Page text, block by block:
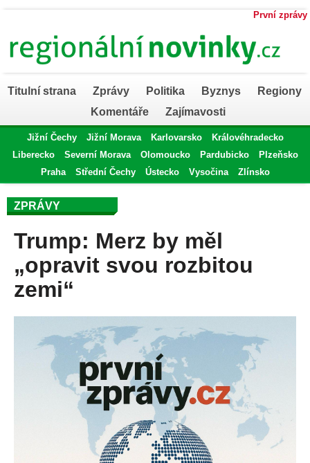
První zprávy
Titulní strana Zprávy Politika Byznys
Regiony
Komentáře
Zajímavosti
Jižní Čechy Jižní Morava Karlovarsko
Královéhradecko
Liberecko
Severní Morava Olomoucko Pardubicko
Plzeňsko
Praha
Střední Čechy Ústecko Vysočina Zlínsko
ZPRÁVY
Trump: Merz by měl
„opravit svou rozbitou
zemi“